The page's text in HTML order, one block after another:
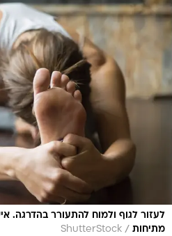
לעזור לגוף ולמוח להתעורר בהדרגה.
מתיחות /
ShutterStock